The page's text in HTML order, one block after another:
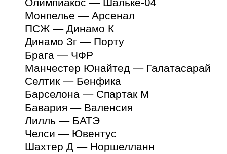
Монпелье — Арсенал
ПСЖ — Динамо К
Динамо Зг — Порту
Брага — ЧФР
Манчестер Юнайтед — Галатасарай
Селтик — Бенфика
Барселона — Спартак М
Бавария — Валенсия
Лилль — БАТЭ
Челси — Ювентус
Шахтер Д — Норшелланн